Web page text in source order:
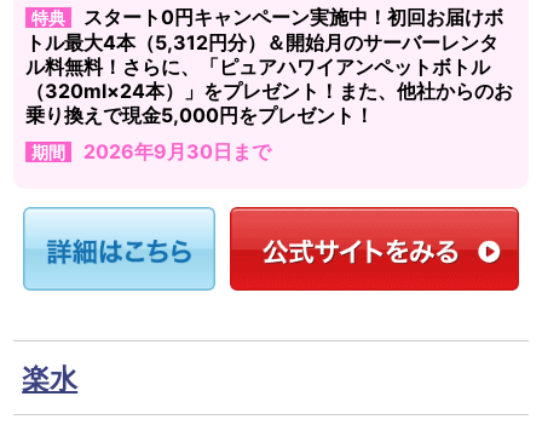
特典
スタート0円キャンペーン実施中！初回お届けボ
トル最大4本（5,312円分）＆開始月のサーバーレンタ
ル料無料！さらに、「ピュアハワイアンペットボトル
（320ml×24本）」をプレゼント！また、他社からのお
乗り換えで現金5,000円をプレゼント！
期間 2026年9月30日まで
楽水